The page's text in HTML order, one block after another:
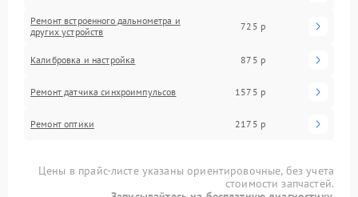
Ремонт встроенного дальнометра и
других устройств
725 р
Калибровка и настройка 875 р
Ремонт датчика синхроимпульсов 1575 р
Ремонт оптики 2175 р
Цены в прайс-листе указаны ориентировочные, без учета
стоимости запчастей.